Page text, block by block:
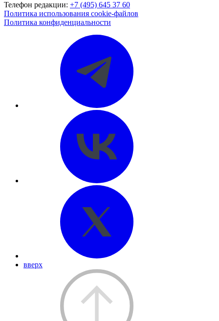
Телефон редакции: +7 (495) 645 37 60
Политика использования cookie-файлов
Политика конфиденциальности
вверх